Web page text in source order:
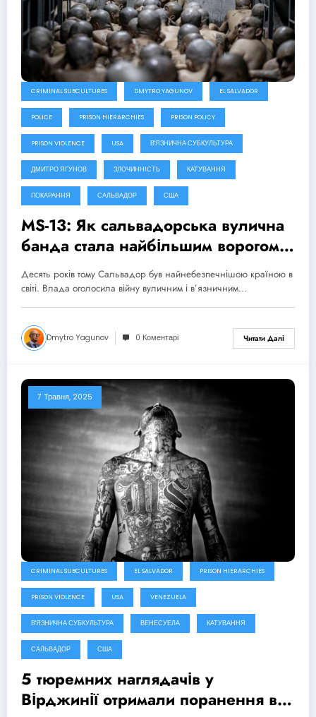
CRIMINAL SUBCULTURES DMYTRO YAGUNOV EL SALVADOR
POLICE PRISON HIERARCHIES PRISON POLICY
PRISON VIOLENCE USA В'ЯЗНИЧНА СУБКУЛЬТУРА
ДМИТРО ЯГУНОВ ЗЛОЧИННІСТЬ КАТУВАННЯ
ПОКАРАННЯ САЛЬВАДОР США
MS-13: Як сальвадорська вулична
банда стала найбільшим ворогом
Президента США
Десять років тому Сальвадор був найнебезпечнішою країною в
світі. Влада оголосила війну вуличним і в’язничним…
Dmytro Yagunov 0 Коментарі Читати Далі
7 Травня, 2025
CRIMINAL SUBCULTURES EL SALVADOR PRISON HIERARCHIES
PRISON VIOLENCE USA VENEZUELA
В'ЯЗНИЧНА СУБКУЛЬТУРА ВЕНЕСУЕЛА КАТУВАННЯ
САЛЬВАДОР США
5 тюремних наглядачів у
Вірджинії отримали поранення від